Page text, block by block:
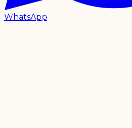
WhatsApp